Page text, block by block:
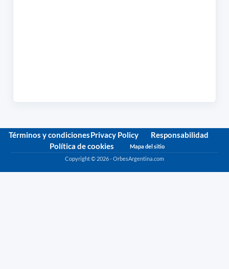
Términos y condicionesPrivacy Policy
Responsabilidad
Política de cookies
Mapa del sitio
Copyright © 2026 - OrbesArgentina.com